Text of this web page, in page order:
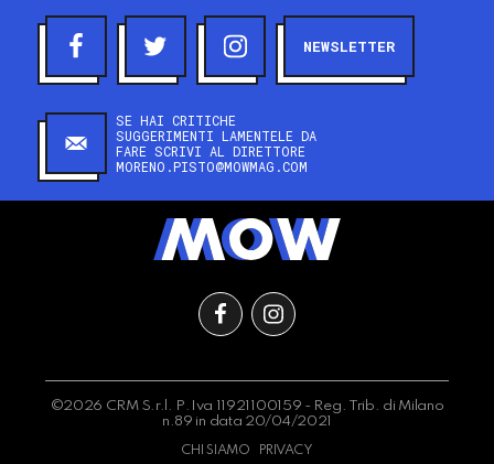
NEWSLETTER
SE HAI CRITICHE
SUGGERIMENTI LAMENTELE DA
FARE SCRIVI AL DIRETTORE
MORENO.PISTO@MOWMAG.COM
©2026 CRM S.r.l. P.Iva 11921100159 - Reg. Trib. di Milano
n.89 in data 20/04/2021
CHI SIAMO PRIVACY